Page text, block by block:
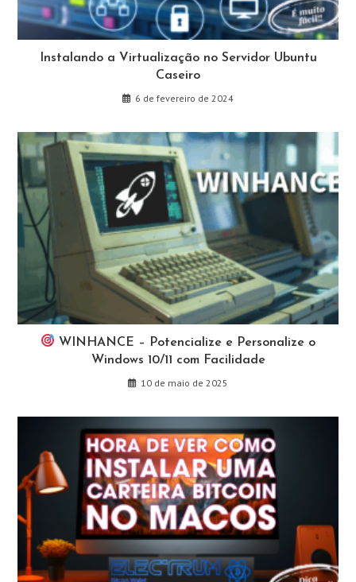
Instalando a Virtualização no Servidor Ubuntu
Caseiro
6 de fevereiro de 2024
WINHANCE – Potencialize e Personalize o
Windows 10/11 com Facilidade
10 de maio de 2025